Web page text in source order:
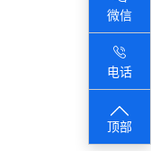
微信
电话
顶部